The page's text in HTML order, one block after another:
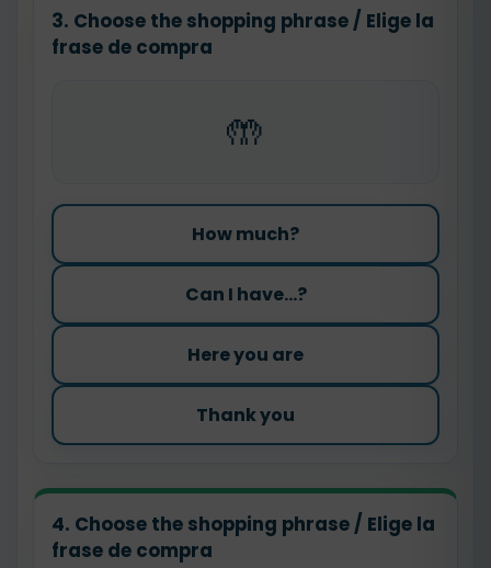
3. Choose the shopping phrase / Elige la
frase de compra
🤲
How much?
Can I have...?
Here you are
Thank you
4. Choose the shopping phrase / Elige la
frase de compra